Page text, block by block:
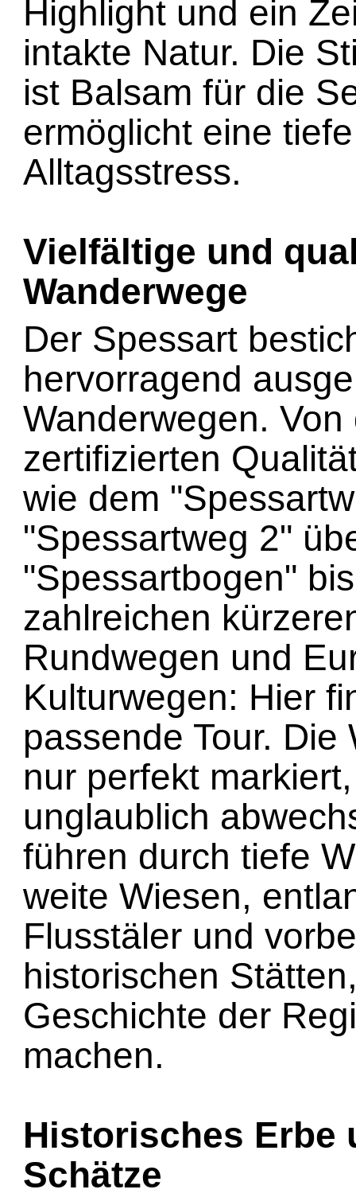
Highlight und ein
intakte Natur. Die
ist Balsam für die
ermöglicht eine
Alltagsstress.
Vielfältige und
Wanderwege
Der Spessart
hervorragend
Wanderwegen. Von
zertifizierten
wie dem
"Spessartweg 2"
"Spessartbogen"
zahlreichen
Rundwegen und
Kulturwegen: Hier
passende Tour. Die
nur perfekt
unglaublich
führen durch tiefe
weite Wiesen,
Flusstäler und
historischen
Geschichte der
machen.
Historisches Erbe
Schätze